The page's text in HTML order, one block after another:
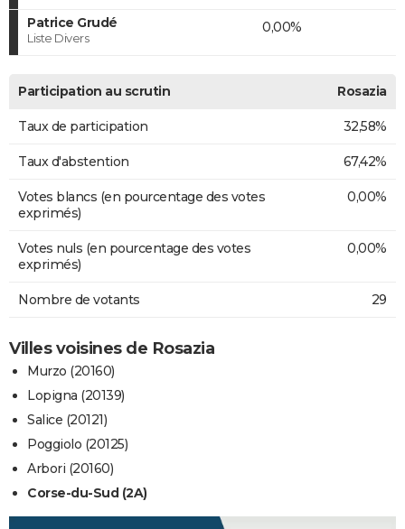
Patrice Grudé
Liste Divers
0,00%
Participation au scrutin Rosazia
Taux de participation 32,58%
Taux d'abstention 67,42%
Votes blancs (en pourcentage des votes
exprimés)
0,00%
Votes nuls (en pourcentage des votes
exprimés)
0,00%
Nombre de votants 29
Villes voisines de Rosazia
Murzo (20160)
Lopigna (20139)
Salice (20121)
Poggiolo (20125)
Arbori (20160)
Corse-du-Sud (2A)